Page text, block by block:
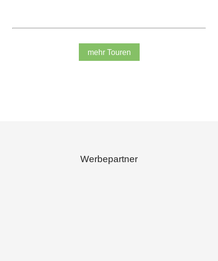
mehr Touren
Werbepartner